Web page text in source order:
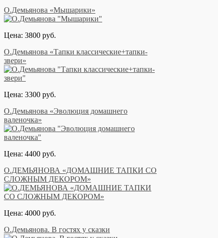
О.Демьянова «Мышарики»
Цена: 3800 руб.
О.Демьянова «Тапки классические+тапки-
звери»
Цена: 3300 руб.
О.Демьянова «Эволюция домашнего
валеночка»
Цена: 4400 руб.
О.ДЕМЬЯНОВА «ДОМАШНИЕ ТАПКИ СО
СЛОЖНЫМ ДЕКОРОМ»
Цена: 4000 руб.
О.Демьянова. В гостях у сказки